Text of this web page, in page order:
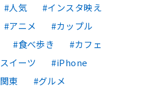
人気
インスタ映え
アニメ
カップル
食べ歩き
カフェ
スイーツ
iPhone
関東 グルメ